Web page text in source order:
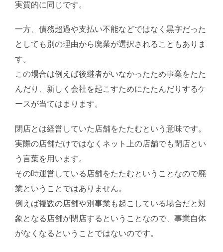
実質的に同じです。
一方、債務超過や支払い不能などではなく黒字だった
としても別の理由から廃業が選択されることもありま
す。
この場合は例えば後継者がいなかったため事業をたた
んだり、新しく会社を起こすためにたたんだりするケ
ースが当てはまります。
閉店とは経営していた店舗をたたむという意味です。
実際の店舗だけではなくネット上の店舗でも閉店とい
う言葉を用います。
その時運営している店舗をたたむということなので廃
業ということではありません。
例えば複数の店舗や別事業も起こしている場合だと対
象となる店舗が閉店するということなので、事業自体
がなくなるということではないのです。